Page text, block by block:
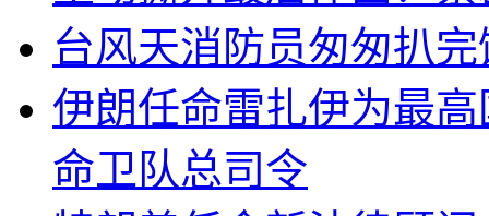
台风天消防员匆匆扒
伊朗任命雷扎伊为最
命卫队总司令